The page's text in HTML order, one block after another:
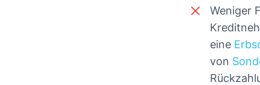
Weniger
eine
von